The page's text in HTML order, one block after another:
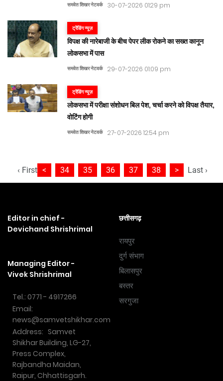
समवेत शिखर नेटवर्क 30-07-2026 01:29 pm
ट्रेंडिंग न्यूज़
विपक्ष की नारेबाजी के बीच पेपर लीक रोकने का सख्त कानून
लोकसभा में पास
समवेत शिखर नेटवर्क 29-07-2026 01:09 pm
ट्रेंडिंग न्यूज़
लोकसभा में परीक्षा संशोधन बिल पेश, चर्चा करने को विपक्ष तैयार,
वोटिंग होगी
समवेत शिखर नेटवर्क 27-07-2026 12:54 pm
‹ First < 34 35 36 37 38 > Last ›
Editor in chief -
Devichand Shrishrimal
Managing Editor -
Vivek Shrishrimal
Tel.: 0771 - 4917266
Email:
news@samvetshikhar.com
Address: Samvet
Shikhar Building, LG-27,
Press Complex,
Rajbandha Maidan,
Raipur, Chhattisgarh.
छत्तीसगढ़
रायपुर
दुर्ग संभाग
बिलासपुर
बस्तर
सरगुजा